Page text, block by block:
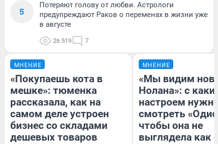
5
Потеряют голову от любви. Астрологи
предупреждают Раков о переменах в жизни уже
в августе
26 519 7
МНЕНИЕ
«Покупаешь кота в
мешке»: тюменка
рассказала, как на
самом деле устроен
бизнес со складами
дешевых товаров
МНЕНИЕ
«Мы видим
Нолана»: с
настроем
смотреть
чтобы она не
выглядела как